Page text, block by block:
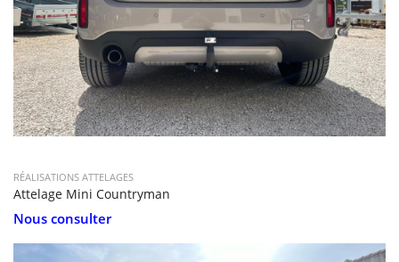
RÉALISATIONS ATTELAGES
Attelage Mini Countryman
Nous consulter